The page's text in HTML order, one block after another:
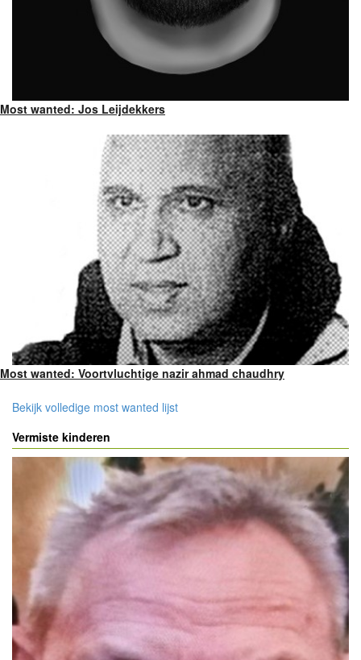
Most wanted: Jos Leijdekkers
Most wanted: Voortvluchtige nazir ahmad chaudhry
Bekijk volledige most wanted lijst
Vermiste kinderen